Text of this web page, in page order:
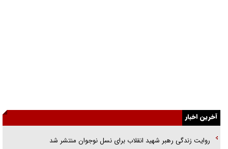
گفت‌وگو با خواهر یکی از شهدای جنگ رمضان/ خواهرم فرمانده جهادی و
اهل خدمت بی‌منت بود
آخرین اخبار
روایت زندگی رهبر شهید انقلاب برای نسل نوجوان منتشر شد